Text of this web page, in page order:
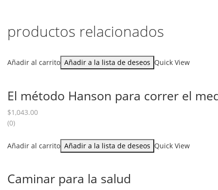
productos relacionados
Añadir al carrito Añadir a la lista de deseos Quick View
El método Hanson para correr el
$1,043.00
(0)
Añadir al carrito Añadir a la lista de deseos Quick View
Caminar para la salud